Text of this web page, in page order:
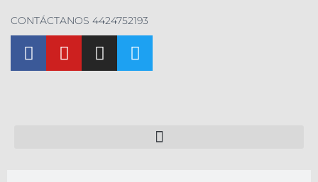
CONTÁCTANOS 4424752193